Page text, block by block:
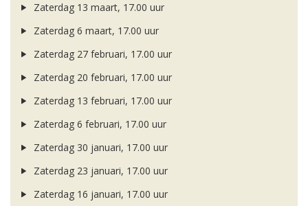
Zaterdag 13 maart, 17.00 uur
Zaterdag 6 maart, 17.00 uur
Zaterdag 27 februari, 17.00 uur
Zaterdag 20 februari, 17.00 uur
Zaterdag 13 februari, 17.00 uur
Zaterdag 6 februari, 17.00 uur
Zaterdag 30 januari, 17.00 uur
Zaterdag 23 januari, 17.00 uur
Zaterdag 16 januari, 17.00 uur